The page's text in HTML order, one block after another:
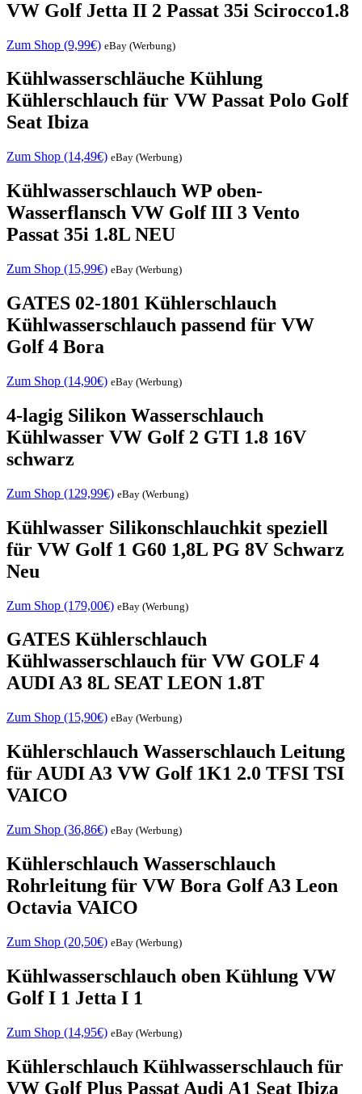
VW Golf Jetta II 2 Passat 35i Scirocco1.8
Zum Shop (9,99€) eBay (Werbung)
Kühlwasserschläuche Kühlung
Kühlerschlauch für VW Passat Polo Golf
Seat Ibiza
Zum Shop (14,49€) eBay (Werbung)
Kühlwasserschlauch WP oben-
Wasserflansch VW Golf III 3 Vento
Passat 35i 1.8L NEU
Zum Shop (15,99€) eBay (Werbung)
GATES 02-1801 Kühlerschlauch
Kühlwasserschlauch passend für VW
Golf 4 Bora
Zum Shop (14,90€) eBay (Werbung)
4-lagig Silikon Wasserschlauch
Kühlwasser VW Golf 2 GTI 1.8 16V
schwarz
Zum Shop (129,99€) eBay (Werbung)
Kühlwasser Silikonschlauchkit speziell
für VW Golf 1 G60 1,8L PG 8V Schwarz
Neu
Zum Shop (179,00€) eBay (Werbung)
GATES Kühlerschlauch
Kühlwasserschlauch für VW GOLF 4
AUDI A3 8L SEAT LEON 1.8T
Zum Shop (15,90€) eBay (Werbung)
Kühlerschlauch Wasserschlauch Leitung
für AUDI A3 VW Golf 1K1 2.0 TFSI TSI
VAICO
Zum Shop (36,86€) eBay (Werbung)
Kühlerschlauch Wasserschlauch
Rohrleitung für VW Bora Golf A3 Leon
Octavia VAICO
Zum Shop (20,50€) eBay (Werbung)
Kühlwasserschlauch oben Kühlung VW
Golf I 1 Jetta I 1
Zum Shop (14,95€) eBay (Werbung)
Kühlerschlauch Kühlwasserschlauch für
VW Golf Plus Passat Audi A1 Seat Ibiza